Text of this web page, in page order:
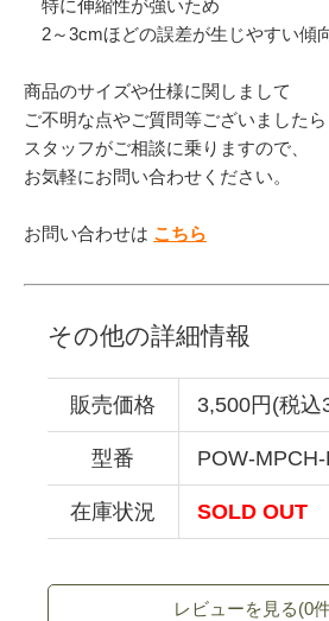
特に伸縮性が強いため
2～3cmほどの誤差が生じやすい傾
商品のサイズや仕様に関しまして
ご不明な点やご質問等ございましたら
スタッフがご相談に乗りますので、
お気軽にお問い合わせください。
お問い合わせは こちら
その他の詳細情報
販売価格 3,500円(税込
型番 POW-
在庫状況 SOLD OUT
レビューを見る(0